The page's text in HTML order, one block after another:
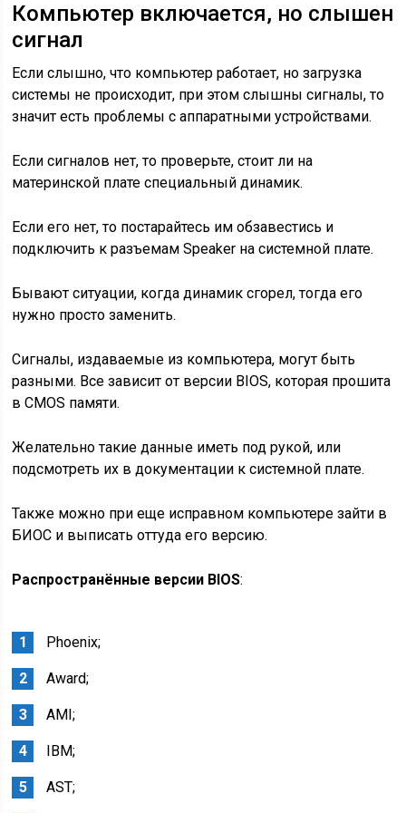
Компьютер включается, но слышен
сигнал
Если слышно, что компьютер работает, но загрузка
системы не происходит, при этом слышны сигналы, то
значит есть проблемы с аппаратными устройствами.
Если сигналов нет, то проверьте, стоит ли на
материнской плате специальный динамик.
Если его нет, то постарайтесь им обзавестись и
подключить к разъемам Speaker на системной плате.
Бывают ситуации, когда динамик сгорел, тогда его
нужно просто заменить.
Сигналы, издаваемые из компьютера, могут быть
разными. Все зависит от версии BIOS, которая прошита
в CMOS памяти.
Желательно такие данные иметь под рукой, или
подсмотреть их в документации к системной плате.
Также можно при еще исправном компьютере зайти в
БИОС и выписать оттуда его версию.
Распространённые версии BIOS:
Phoenix;
Award;
AMI;
IBM;
AST;